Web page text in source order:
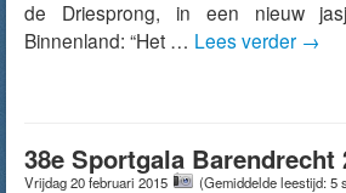
de Driesprong, in een nieuw
Binnenland: “Het … Lees verder →
38e Sportgala Barendrecht
Vrijdag 20 februari 2015 (Gemiddelde leestijd: 5